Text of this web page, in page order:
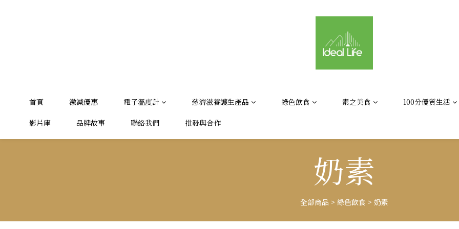
首頁 激減優惠 電子溫度計 慈濟滋養護生產品 綠色飲食 素之美食 100分優質生活
影片庫 品牌故事 聯絡我們 批發與合作
奶素
全部商品 > 綠色飲食> 奶素